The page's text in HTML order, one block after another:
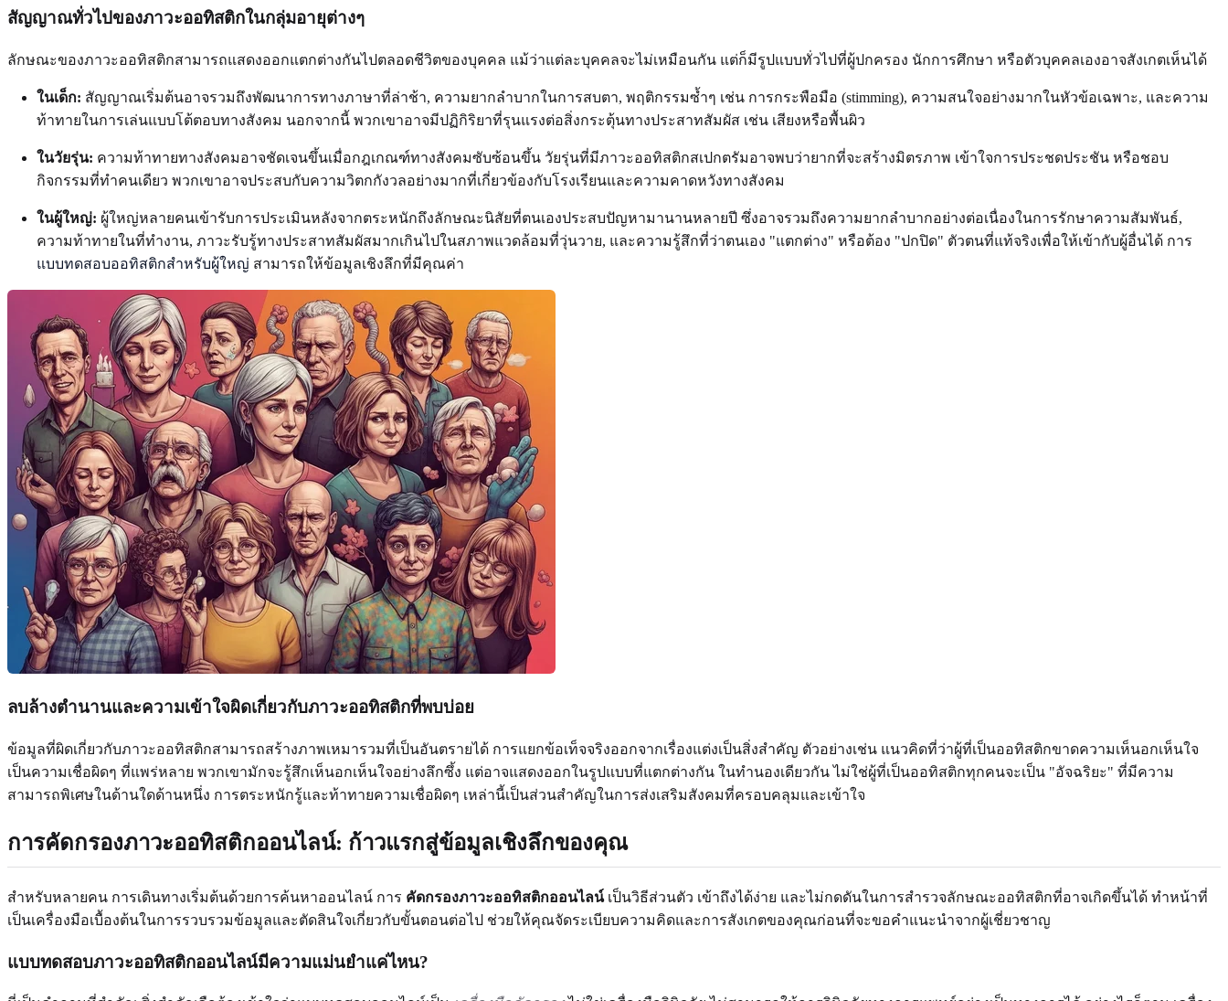
สัญญาณทั่วไปของภาวะออทิสติกในกลุ่มอายุต่างๆ
ลักษณะของภาวะออทิสติกสามารถแสดงออกแตกต่างกันไปตลอดชีวิตของบุคคล แม้ว่าแต่ละบุคคลจะไม่เหมือนกัน แต่ก็มีรูปแบบทั่วไปที่ผู้ปกครอง นักการศึกษา หรือตัวบุคคลเองอาจสังเกตเห็นได้
ในเด็ก: สัญญาณเริ่มต้นอาจรวมถึงพัฒนาการทางภาษาที่ล่าช้า, ความยากลำบากในการสบตา, พฤติกรรมซ้ำๆ เช่น การกระพือมือ (stimming), ความสนใจอย่างมากในหัวข้อเฉพาะ, และความ
ท้าทายในการเล่นแบบโต้ตอบทางสังคม นอกจากนี้ พวกเขาอาจมีปฏิกิริยาที่รุนแรงต่อสิ่งกระตุ้นทางประสาทสัมผัส เช่น เสียงหรือพื้นผิว
ในวัยรุ่น: ความท้าทายทางสังคมอาจชัดเจนขึ้นเมื่อกฎเกณฑ์ทางสังคมซับซ้อนขึ้น วัยรุ่นที่มีภาวะออทิสติกสเปกตรัมอาจพบว่ายากที่จะสร้างมิตรภาพ เข้าใจการประชดประชัน หรือชอบ
กิจกรรมที่ทำคนเดียว พวกเขาอาจประสบกับความวิตกกังวลอย่างมากที่เกี่ยวข้องกับโรงเรียนและความคาดหวังทางสังคม
ในผู้ใหญ่: ผู้ใหญ่หลายคนเข้ารับการประเมินหลังจากตระหนักถึงลักษณะนิสัยที่ตนเองประสบปัญหามานานหลายปี ซึ่งอาจรวมถึงความยากลำบากอย่างต่อเนื่องในการรักษาความสัมพันธ์,
ความท้าทายในที่ทำงาน, ภาวะรับรู้ทางประสาทสัมผัสมากเกินไปในสภาพแวดล้อมที่วุ่นวาย, และความรู้สึกที่ว่าตนเอง "แตกต่าง" หรือต้อง "ปกปิด" ตัวตนที่แท้จริงเพื่อให้เข้ากับผู้อื่นได้ การ
แบบทดสอบออทิสติกสำหรับผู้ใหญ่ สามารถให้ข้อมูลเชิงลึกที่มีคุณค่า
ลบล้างตำนานและความเข้าใจผิดเกี่ยวกับภาวะออทิสติกที่พบบ่อย
ข้อมูลที่ผิดเกี่ยวกับภาวะออทิสติกสามารถสร้างภาพเหมารวมที่เป็นอันตรายได้ การแยกข้อเท็จจริงออกจากเรื่องแต่งเป็นสิ่งสำคัญ ตัวอย่างเช่น แนวคิดที่ว่าผู้ที่เป็นออทิสติกขาดความเห็นอกเห็นใจ
เป็นความเชื่อผิดๆ ที่แพร่หลาย พวกเขามักจะรู้สึกเห็นอกเห็นใจอย่างลึกซึ้ง แต่อาจแสดงออกในรูปแบบที่แตกต่างกัน ในทำนองเดียวกัน ไม่ใช่ผู้ที่เป็นออทิสติกทุกคนจะเป็น "อัจฉริยะ" ที่มีความ
สามารถพิเศษในด้านใดด้านหนึ่ง การตระหนักรู้และท้าทายความเชื่อผิดๆ เหล่านี้เป็นส่วนสำคัญในการส่งเสริมสังคมที่ครอบคลุมและเข้าใจ
การคัดกรองภาวะออทิสติกออนไลน์: ก้าวแรกสู่ข้อมูลเชิงลึกของคุณ
สำหรับหลายคน การเดินทางเริ่มต้นด้วยการค้นหาออนไลน์ การ คัดกรองภาวะออทิสติกออนไลน์เป็นวิธีส่วนตัว เข้าถึงได้ง่าย และไม่กดดันในการสำรวจลักษณะออทิสติกที่อาจเกิดขึ้นได้ ทำหน้าที่
เป็นเครื่องมือเบื้องต้นในการรวบรวมข้อมูลและตัดสินใจเกี่ยวกับขั้นตอนต่อไป ช่วยให้คุณจัดระเบียบความคิดและการสังเกตของคุณก่อนที่จะขอคำแนะนำจากผู้เชี่ยวชาญ
แบบทดสอบภาวะออทิสติกออนไลน์มีความแม่นยำแค่ไหน?